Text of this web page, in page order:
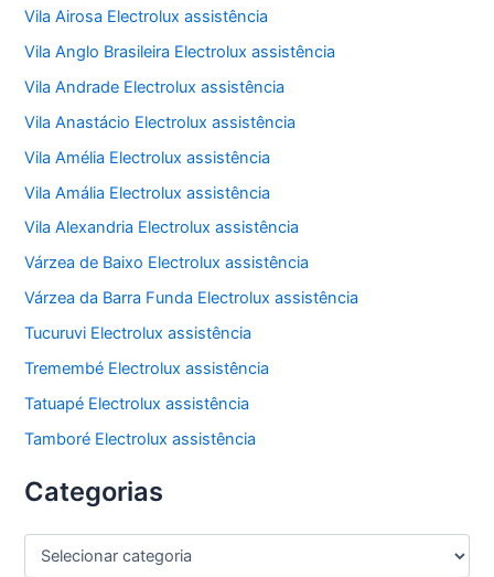
Vila Airosa Electrolux assistência
Vila Anglo Brasileira Electrolux assistência
Vila Andrade Electrolux assistência
Vila Anastácio Electrolux assistência
Vila Amélia Electrolux assistência
Vila Amália Electrolux assistência
Vila Alexandria Electrolux assistência
Várzea de Baixo Electrolux assistência
Várzea da Barra Funda Electrolux assistência
Tucuruvi Electrolux assistência
Tremembé Electrolux assistência
Tatuapé Electrolux assistência
Tamboré Electrolux assistência
Categorias
C